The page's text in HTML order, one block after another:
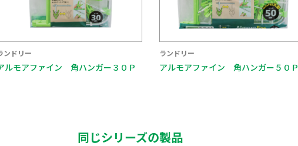
ンドリー
ルモアファイン 角ハンガー５０Ｐ
ランドリー
アルモアファイン 角ハンガー４０Ｐ
同じシリーズの製品